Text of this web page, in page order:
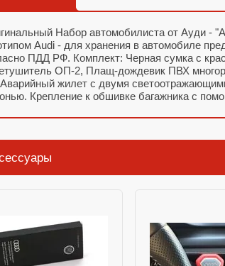
Набор автомобилиста от Ауди -
Audi - для хранения в автомобиле
ПДД РФ. Комплект: Черная сумка с
ОП-2, Плащ-дождевик ПВХ
жилет с двумя
Крепление к обшивке багажника с